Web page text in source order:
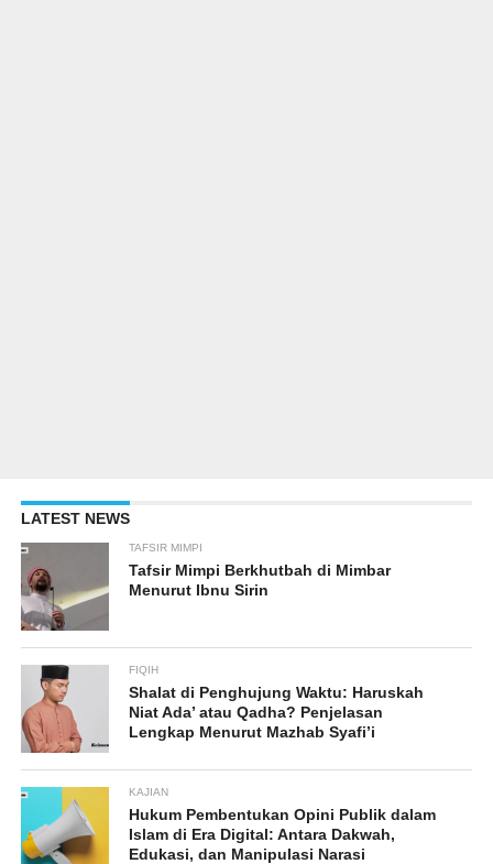
LATEST NEWS
TAFSIR MIMPI
Tafsir Mimpi Berkhutbah di Mimbar
Menurut Ibnu Sirin
FIQIH
Shalat di Penghujung Waktu: Haruskah
Niat Ada’ atau Qadha? Penjelasan
Lengkap Menurut Mazhab Syafi’i
KAJIAN
Hukum Pembentukan Opini Publik dalam
Islam di Era Digital: Antara Dakwah,
Edukasi, dan Manipulasi Narasi